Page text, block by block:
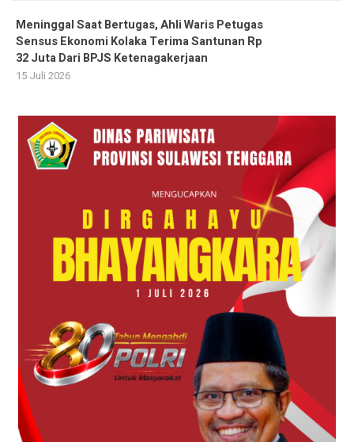
Meninggal Saat Bertugas, Ahli Waris Petugas
Sensus Ekonomi Kolaka Terima Santunan Rp
32 Juta Dari BPJS Ketenagakerjaan
15 Juli 2026